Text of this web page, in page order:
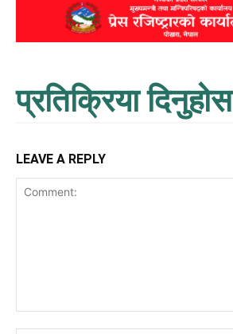
प्रतिक्रिया दिनुहोस
LEAVE A REPLY